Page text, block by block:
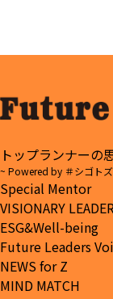
トップランナーの
~ Powered by ＃シゴト
Special Mentor
VISIONARY
ESG&Well-being
Future Leaders
NEWS for Z
MIND MATCH